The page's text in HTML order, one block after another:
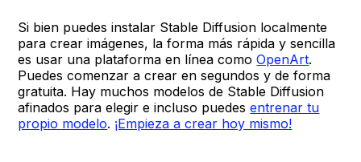
Si bien puedes instalar Stable Diffusion localmente
para crear imágenes, la forma más rápida y sencilla
es usar una plataforma en línea comoOpenArt.
Puedes comenzar a crear en segundos y de forma
gratuita. Hay muchos modelos de Stable Diffusion
afinados para elegir e incluso puedesentrenar tu
propio modelo. ¡Empieza a crear hoy mismo!